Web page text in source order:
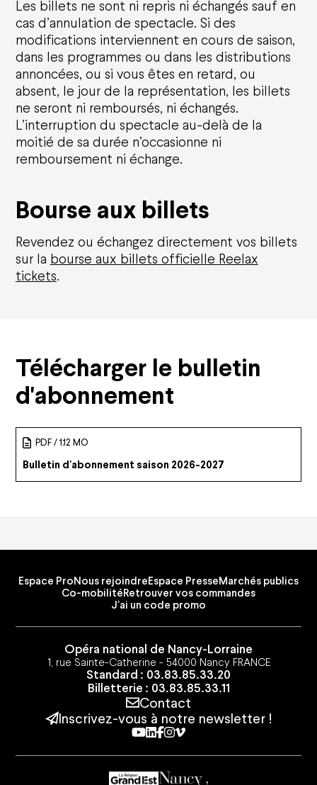
Les billets ne sont ni repris ni échangés sauf en
cas d’annulation de spectacle. Si des
modifications interviennent en cours de saison,
dans les programmes ou dans les distributions
annoncées, ou si vous êtes en retard, ou
absent, le jour de la représentation, les billets
ne seront ni remboursés, ni échangés.
L’interruption du spectacle au-delà de la
moitié de sa durée n’occasionne ni
remboursement ni échange.
Bourse aux billets
Revendez ou échangez directement vos billets
sur la bourse aux billets officielle Reelax
tickets.
Télécharger le bulletin
d'abonnement
PDF / 1.12 MO
Bulletin d'abonnement saison 2026-2027
Espace ProNous rejoindreEspace PresseMarchés publics
Co-mobilitéRetrouver vos commandes
J'ai un code promo
Opéra national de Nancy-Lorraine
1, rue Sainte-Catherine - 54000 Nancy FRANCE
Standard : 03.83.85.33.20
Billetterie : 03.83.85.33.11
Contact
Inscrivez-vous à notre newsletter !
Youtube
Linkedin
Facebook
Instagram
Vimeo
Nous rejoindreEspace Presse